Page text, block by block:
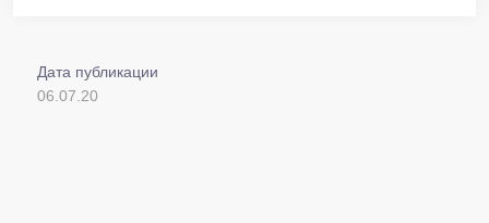
Дата публикации
06.07.20